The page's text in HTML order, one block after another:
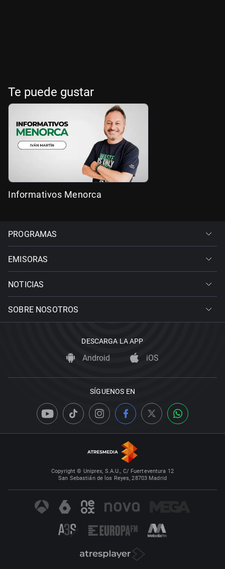
Te puede gustar
Informativos Menorca
PROGRAMAS
EMISORAS
NOTICIAS
SOBRE NOSOTROS
DESCARGA LA APP
Android iOS
SÍGUENOS EN
Copyright © Uniprex, S.A.U., C/ Fuerteventura 12
San Sebastián de los Reyes, 28703 Madrid